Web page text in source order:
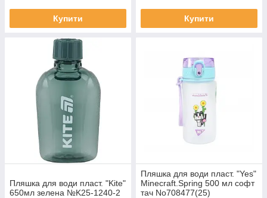
Купити Купити
Пляшка для води пласт. "Kite"
650мл зелена №K25-1240-2
Пляшка для води пласт. "Yes"
Minecraft.Spring 500 мл софт
тач No708477(25)